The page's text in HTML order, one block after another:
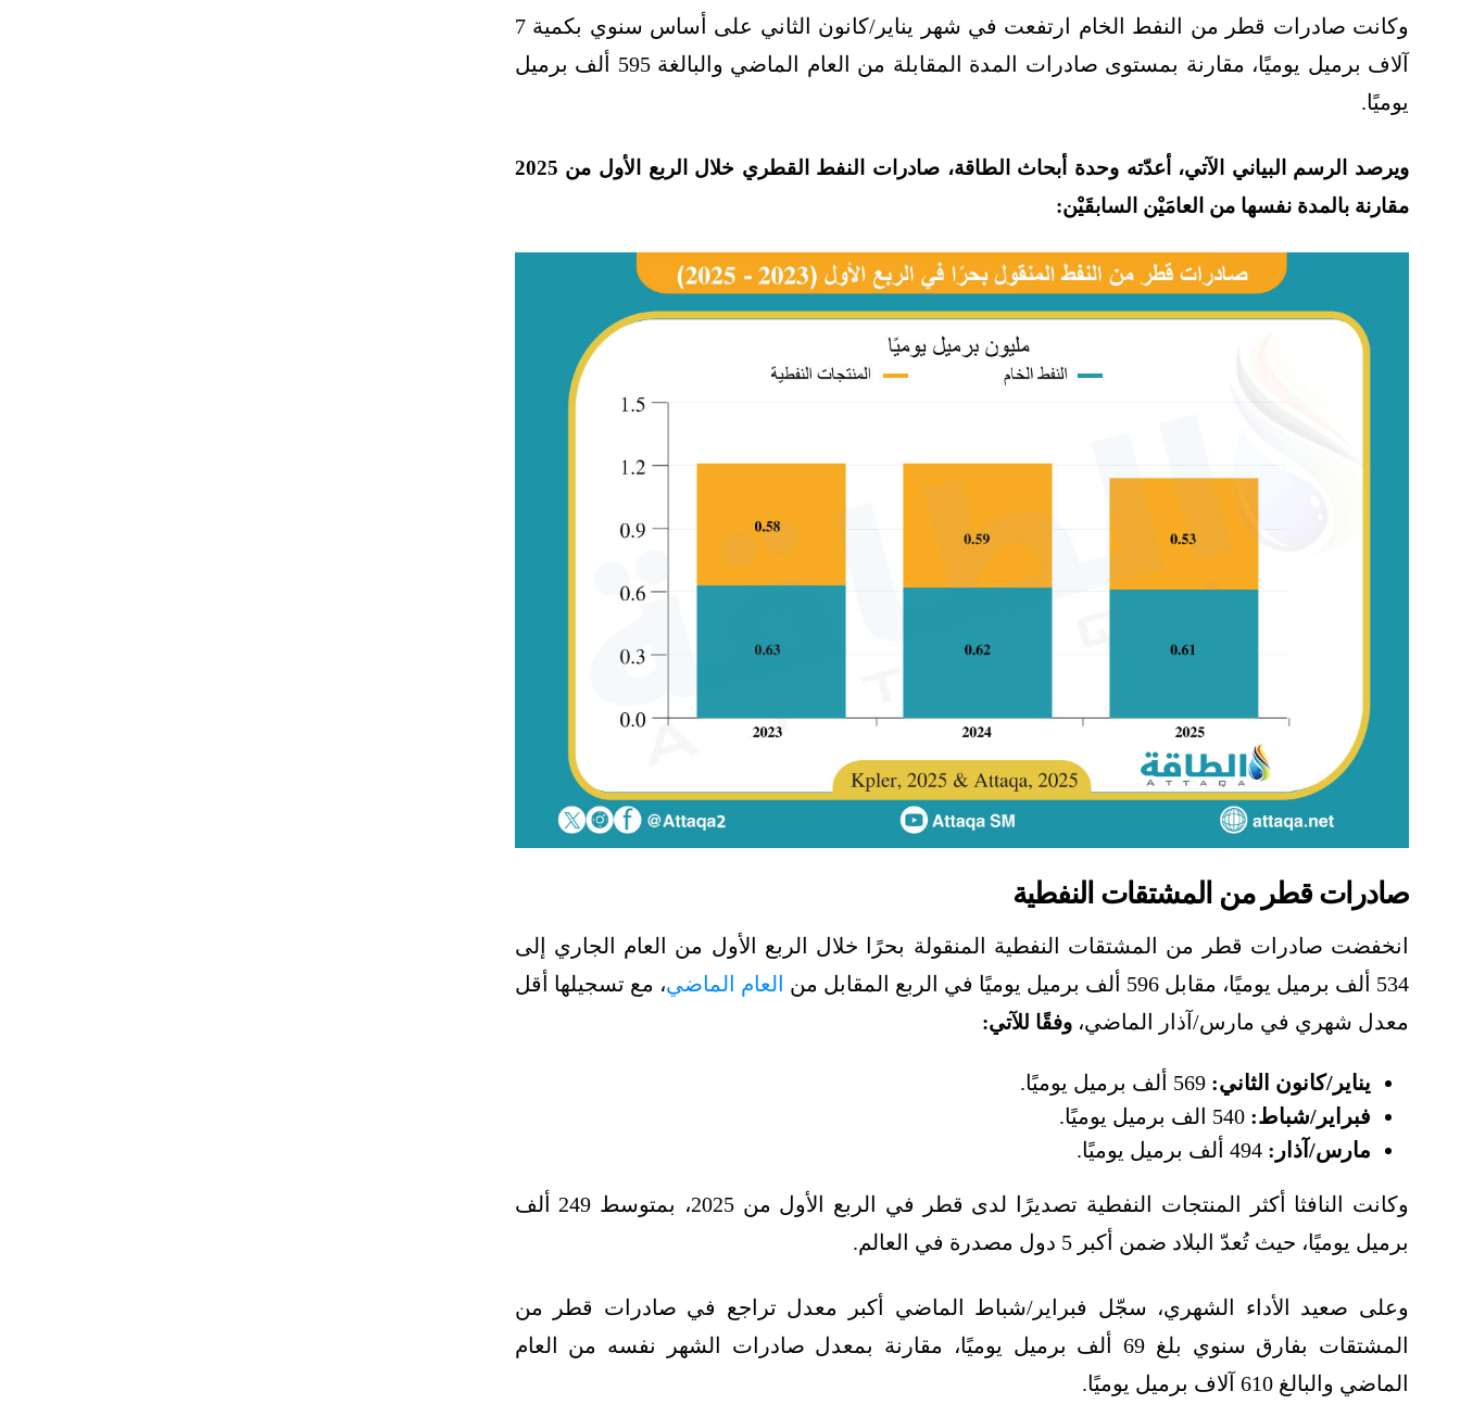
وكانت صادرات قطر من النفط الخام ارتفعت في شهر يناير/كانون الثاني على أساس سنوي بكمية 7
آلاف برميل يوميًا، مقارنة بمستوى صادرات المدة المقابلة من العام الماضي والبالغة 595 ألف برميل
يوميًا.
ويرصد الرسم البياني الآتي، أعدّته وحدة أبحاث الطاقة، صادرات النفط القطري خلال الربع الأول من 2025
مقارنة بالمدة نفسها من العامَيْن السابقَيْن:
صادرات قطر من المشتقات النفطية
انخفضت صادرات قطر من المشتقات النفطية المنقولة بحرًا خلال الربع الأول من العام الجاري إلى
534 ألف برميل يوميًا، مقابل 596 ألف برميل يوميًا في الربع المقابل من
العام الماضي، مع تسجيلها أقل
معدل شهري في مارس/آذار الماضي، وفقًا للآتي:
يناير/كانون الثاني:
فبراير/شباط: 540 الف برميل يوميًا.
مارس/آذار:
وكانت النافثا أكثر المنتجات النفطية تصديرًا لدى قطر في الربع الأول من 2025، بمتوسط 249 ألف
برميل يوميًا، حيث تُعدّ البلاد ضمن أكبر 5 دول مصدرة في العالم.
وعلى صعيد الأداء الشهري، سجّل فبراير/شباط الماضي أكبر معدل تراجع في صادرات قطر من
المشتقات بفارق سنوي بلغ 69 ألف برميل يوميًا، مقارنة بمعدل صادرات الشهر نفسه من العام
الماضي والبالغ 610 آلاف برميل يوميًا.